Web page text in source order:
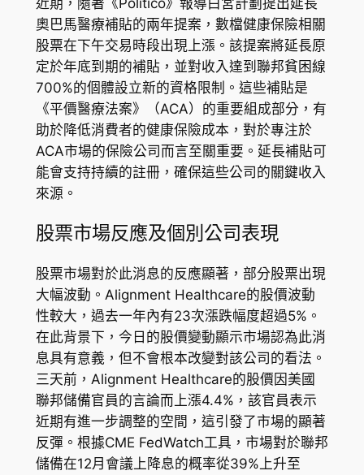
奧巴馬醫療補貼的兩年提案，數檔健康保險相關
股票在下午交易時段出現上漲。該提案將延長原
定於年底到期的補貼，並對收入達到聯邦貧困線
700%的個體設立新的資格限制。這些補貼是
《平價醫療法案》（ACA）的重要組成部分，有
助於降低消費者的健康保險成本，對於專注於
ACA市場的保險公司而言至關重要。延長補貼可
能會支持持續的註冊，確保這些公司的關鍵收入
來源。
股票市場反應及個別公司表現
股票市場對於此消息的反應顯著，部分股票出現
大幅波動。Alignment Healthcare的股價波動
性較大，過去一年內有23次漲跌幅度超過5%。
在此背景下，今日的股價變動顯示市場認為此消
息具有意義，但不會根本改變對該公司的看法。
三天前，Alignment Healthcare的股價因美國
聯邦儲備官員的言論而上漲4.4%，該官員表示
近期有進一步調整的空間，這引發了市場的顯著
反彈。根據CME FedWatch工具，市場對於聯邦
儲備在12月會議上降息的概率從39%上升至